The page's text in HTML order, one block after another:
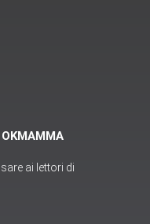
ai lettori di